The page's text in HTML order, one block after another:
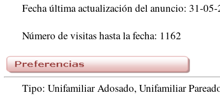
Fecha última actualización del anuncio: 31-
Número de visitas hasta la fecha: 1162
Tipo: Unifamiliar Adosado, Unifamiliar